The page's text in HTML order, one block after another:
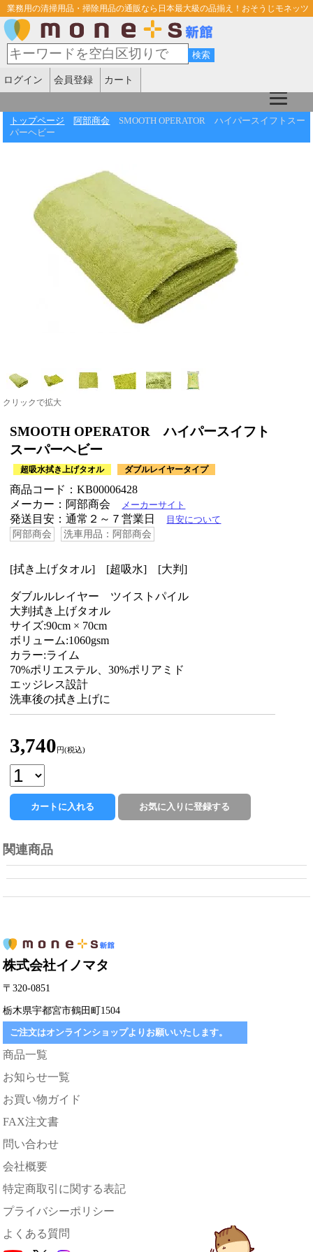
業務用の清掃用品・掃除用品の通販なら日本最大級の品揃え！おそうじモネッツ
ログイン 会員登録 カート
トップページ 阿部商会
SMOOTH OPERATOR ハイパースイフトスー
パーヘビー
クリックで拡大
SMOOTH OPERATOR ハイパースイフト
スーパーヘビー
超吸水拭き上げタオル ダブルレイヤータイプ
商品コード：KB00006428
メーカー：阿部商会
メーカーサイト
発送目安：通常２～７営業日 目安について
阿部商会 洗車用品：阿部商会
[拭き上げタオル] [超吸水] [大判]
ダブルルレイヤー ツイストパイル
大判拭き上げタオル
サイズ:90cm × 70cm
ボリューム:1060gsm
カラー:ライム
70%ポリエステル、30%ポリアミド
エッジレス設計
洗車後の拭き上げに
3,740 円(税込)
関連商品
株式会社イノマタ
〒320-0851
栃木県宇都宮市鶴田町1504
ご注文はオンラインショップよりお願いいたします。
商品一覧
お知らせ一覧
お買い物ガイド
FAX注文書
問い合わせ
会社概要
特定商取引に関する表記
プライバシーポリシー
よくある質問